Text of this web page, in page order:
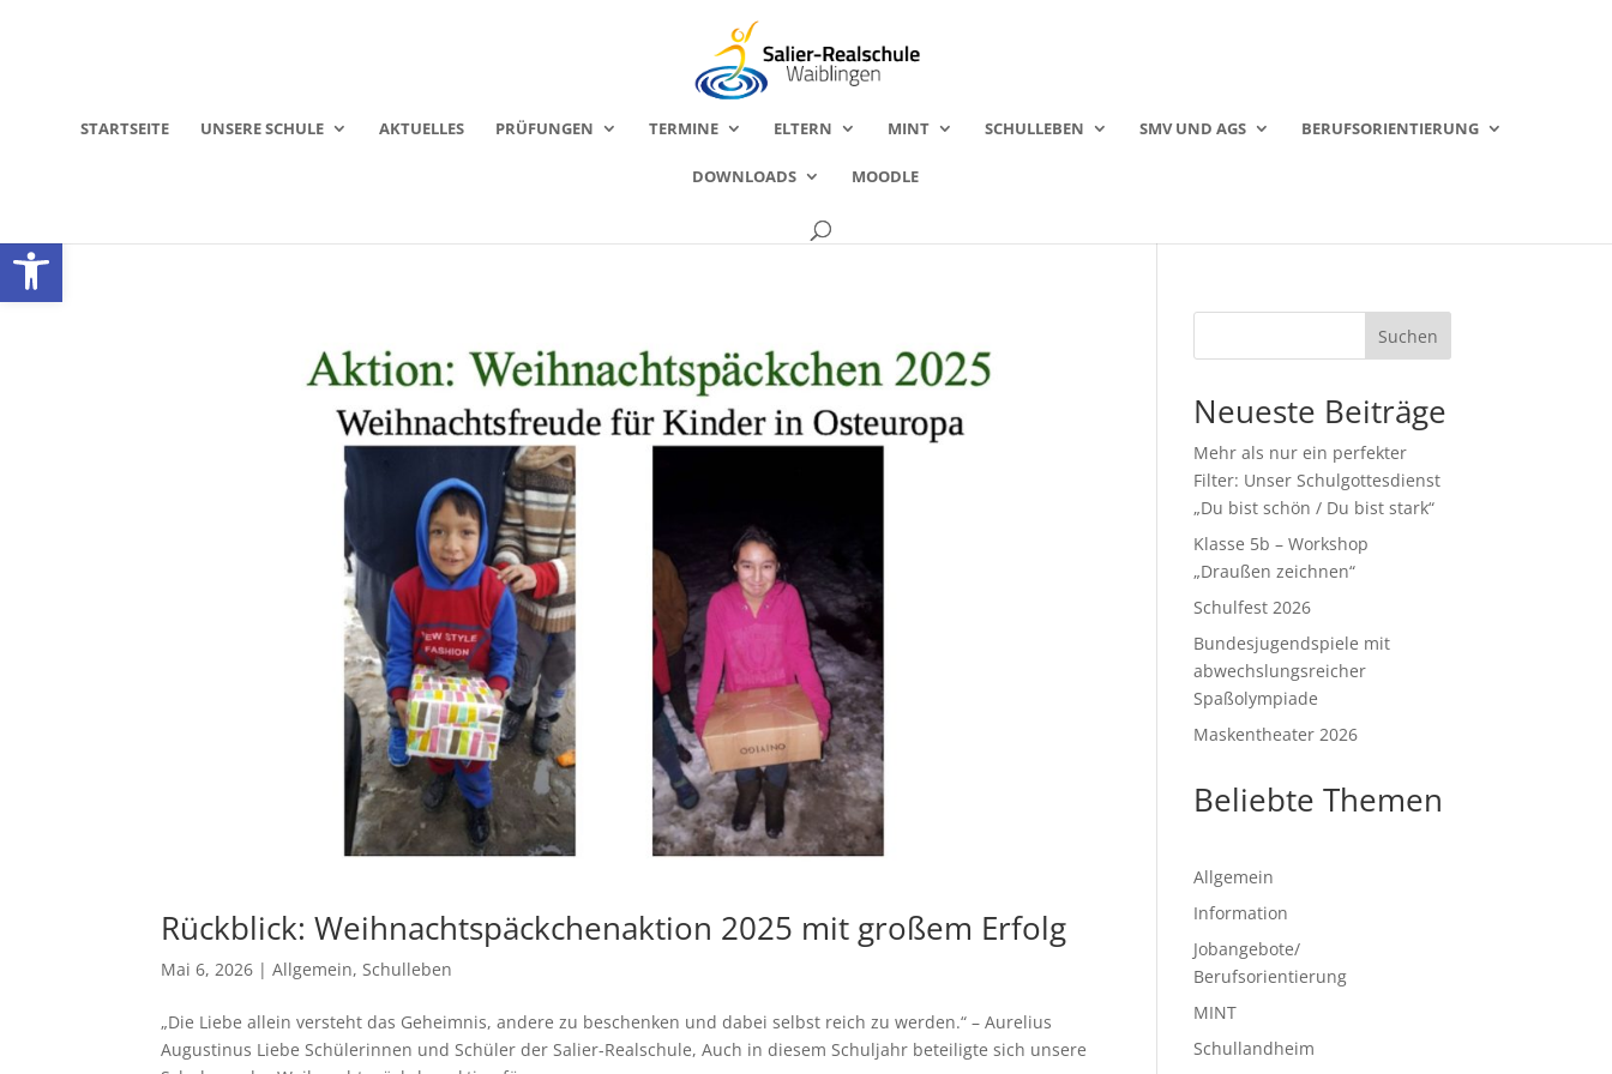
Werkzeugleiste öffnen
STARTSEITE UNSERE SCHULE AKTUELLES PRÜFUNGEN TERMINE ELTERN MINT SCHULLEBEN SMV UND AGS BERUFSORIENTIERUNG
DOWNLOADS MOODLE
Rückblick: Weihnachtspäckchenaktion 2025 mit großem Erfolg
Mai 6, 2026 |Allgemein,Schulleben
„Die Liebe allein versteht das Geheimnis, andere zu beschenken und dabei selbst reich zu werden.“ – Aurelius
Augustinus Liebe Schülerinnen und Schüler der Salier-Realschule, Auch in diesem Schuljahr beteiligte sich unsere
Suchen
Neueste Beiträge
Mehr als nur ein perfekter
Filter: Unser Schulgottesdienst
„Du bist schön / Du bist stark“
Klasse 5b – Workshop
„Draußen zeichnen“
Schulfest 2026
Bundesjugendspiele mit
abwechslungsreicher
Spaßolympiade
Maskentheater 2026
Beliebte Themen
Allgemein
Information
Jobangebote/
Berufsorientierung
MINT
Schullandheim